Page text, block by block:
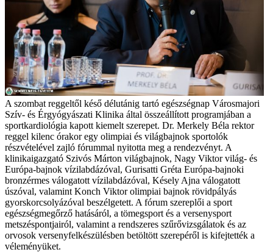
A szombat reggeltől késő délutánig tartó egészségnap Városmajori
Szív- és Érgyógyászati Klinika által összeállított programjában a
sportkardiológia kapott kiemelt szerepet. Dr. Merkely Béla rektor
reggel kilenc órakor egy olimpiai és világbajnok sportolók
részvételével zajló fórummal nyitotta meg a rendezvényt. A
klinikaigazgató Szivós Márton világbajnok, Nagy Viktor világ- és
Európa-bajnok vízilabdázóval, Gurisatti Gréta Európa-bajnoki
bronzérmes válogatott vízilabdázóval, Késely Ajna válogatott
úszóval, valamint Konch Viktor olimpiai bajnok rövidpályás
gyorskorcsolyázóval beszélgetett. A fórum szereplői a sport
egészségmegőrző hatásáról, a tömegsport és a versenysport
metszéspontjairól, valamint a rendszeres szűrővizsgálatok és az
orvosok versenyfelkészülésben betöltött szerepéről is kifejtették a
véleményüket.